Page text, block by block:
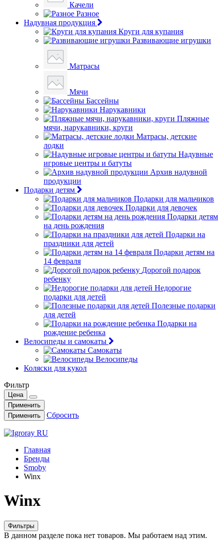
Качели
Разное
Надувная продукция
Круги для купания
Развивающие игрушки
Матрасы
Мячи
Бассейны
Нарукавники
Пляжные
мячи, нарукавники, круги
Матрасы, детские
лодки
Надувные
игровые центры и батуты
Архив надувной
продукции
Подарки детям
Подарки для мальчиков
Подарки для девочек
Подарки детям
на день рождения
Подарки на
праздники для детей
Подарки детям на
14 февраля
Дорогой подарок
ребенку
Недорогие
подарки для детей
Полезные подарки
для детей
Подарки на
рождение ребенка
Велосипеды и самокаты
Самокаты
Велосипеды
Коляски для кукол
Фильтр
Цена
Применить
Применить
Сбросить
Главная
Бренды
Smoby
Winx
Winx
Фильтры
В данном разделе пока нет товаров. Мы работаем над этим.